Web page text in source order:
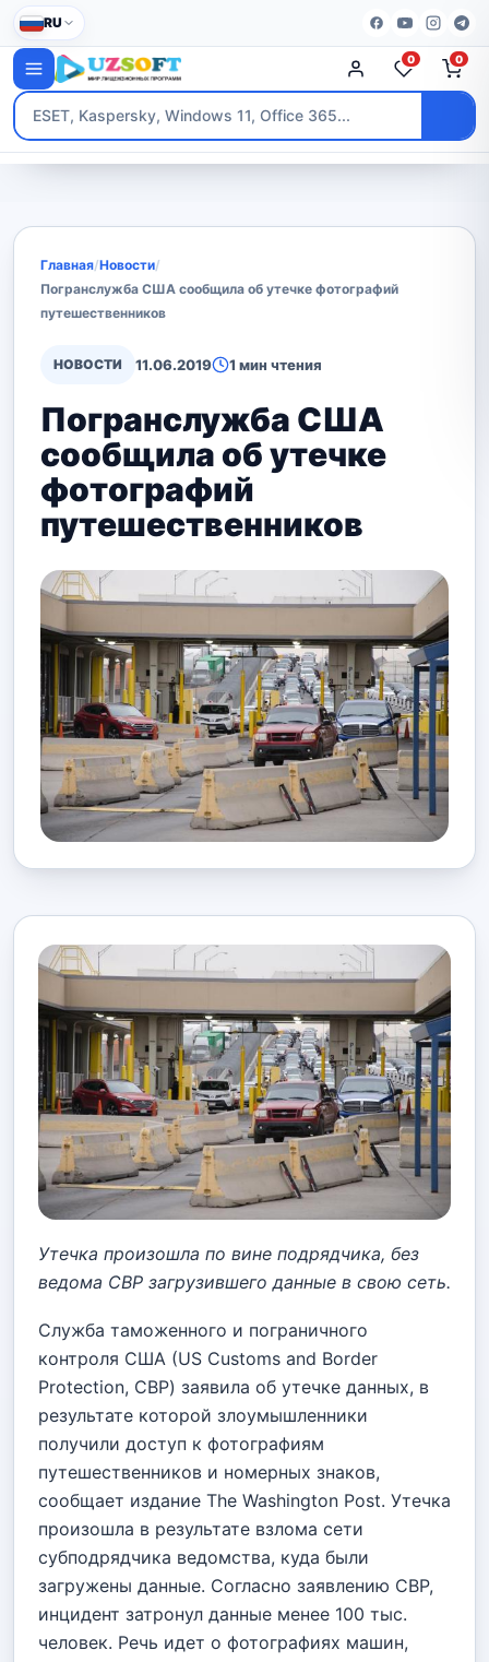
RU
0 0
Главная/Новости/
Погранслужба США сообщила об утечке фотографий
путешественников
НОВОСТИ 11.06.2019 1 мин чтения
Погранслужба США
сообщила об утечке
фотографий
путешественников
Утечка произошла по вине подрядчика, без
ведома CBP загрузившего данные в свою сеть.
Служба таможенного и пограничного
контроля США (US Customs and Border
Protection, CBP) заявила об утечке данных, в
результате которой злоумышленники
получили доступ к фотографиям
путешественников и номерных знаков,
сообщает издание The Washington Post. Утечка
произошла в результате взлома сети
субподрядчика ведомства, куда были
загружены данные. Согласно заявлению CBP,
инцидент затронул данные менее 100 тыс.
человек. Речь идет о фотографиях машин,